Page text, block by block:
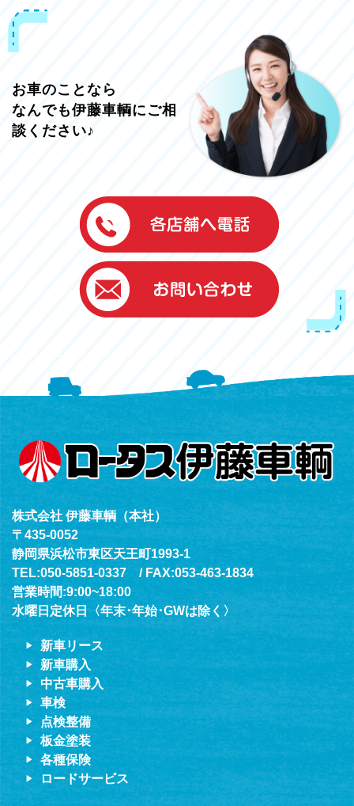
お車のことなら
なんでも伊藤車輌にご相
談ください♪
伊藤車輌（本社）
050-5851-0337
グッドワン浜松
050-5851-0338
浜北店
050-5851-0339
（年中無休24h対応）
株式会社 伊藤車輌（本社）
〒435-0052
静岡県浜松市東区天王町1993-1
TEL:050-5851-0337 / FAX:053-463-1834
営業時間:9:00~18:00
水曜日定休日〈年末･年始･GWは除く〉
新車リース
新車購入
中古車購入
車検
点検整備
板金塗装
各種保険
ロードサービス